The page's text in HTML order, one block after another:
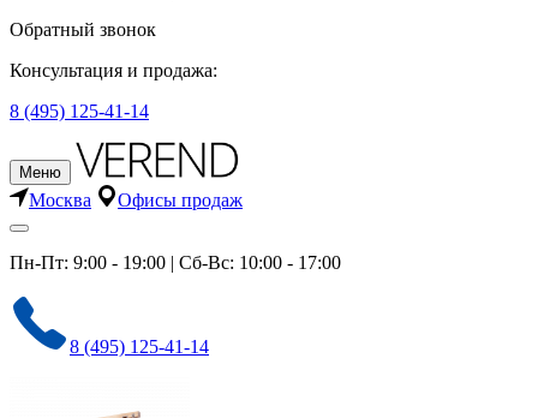
Обратный звонок
Консультация и продажа:
8 (495) 125-41-14
Меню
Москва Офисы продаж
Пн-Пт: 9:00 - 19:00 | Сб-Вс: 10:00 - 17:00
8 (495) 125-41-14